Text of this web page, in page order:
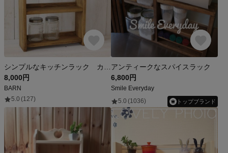
8,000円
BARN
5.0 (127)
アンティークなスパイスラック
6,800円
Smile Everyday
5.0 (1036) トップブランド